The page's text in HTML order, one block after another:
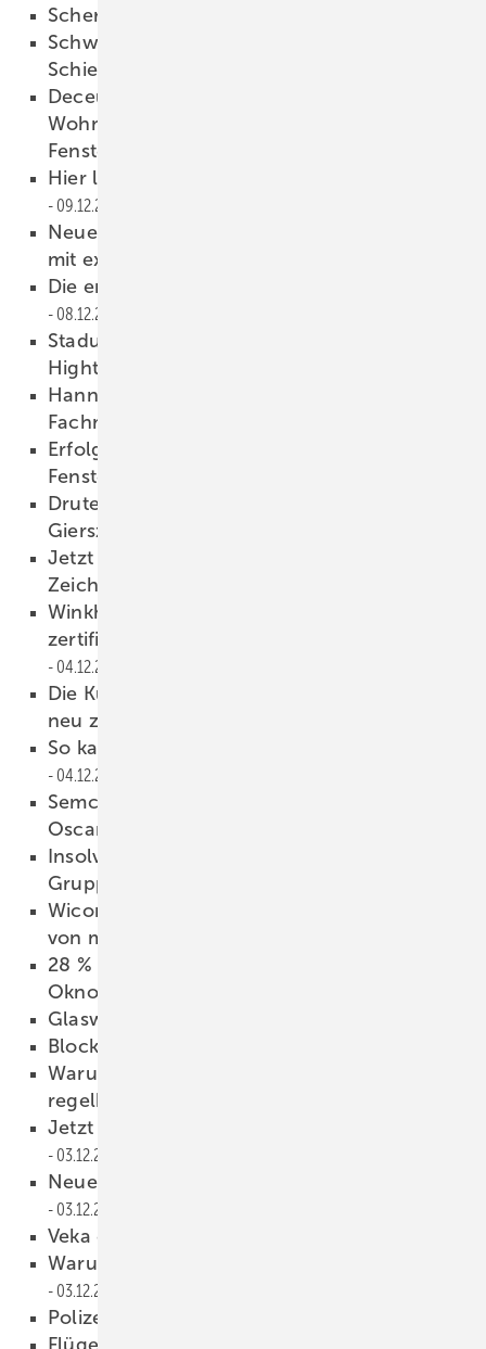
Scherbe ist nicht gleich Scherbe
Schwarze Bauteile für gehobene Hebe-
Schiebe-Architektur
Deceuninck und Nensel stattet Münchner
Wohnquartier mit 381 Elegant Grando-
Fenstern aus
Hier leuchten die Wand und der Boden
09.12.2025
Neuer PIV-Prüfstand für Fensterbeschläge
mit extremen Öffnungswinkeln
Die erste Floatglas Anlage in der Ukraine
08.12.2025
Stadur im Fokus: Vom Dämmstoff zum
Hightech-Werkstoff
Hanno startet RAL-Workshops für
Fachmonteure Fugenabdichtung
Erfolgsprogramm: Kömmerling bildet
Fensterbau-Nachfolger aus
Drutex-Chef und Gründer Leszek
Gierszewski gestorben
Jetzt vorgespanntes Vakuumglas mit CE-
Zeichen
Winkhaus: Vollständiges Programm an
zertifizierten Öffnungsbegrenzern
04.12.2025
Die Kunst, Verbundwerkstoffe immer wieder
neu zu denken
So kann die Glasbranche KI clever nutzen
04.12.2025
Semco erneut mit dem FLG „Lieferanten
Oscar“ ausgezeichnet
Insolvenz bei Evers Bauelemente: Do Fenster
Gruppe unter Druck
Wicona: Zukunft bauen – für die Fassade
von morgen
28 % Wachstum, aber keine Messe:
Oknoplast geht neue Wege
Glaswelt 12/2025 als PDF
Blocksauger für Glas optimiert
Warum viele „Französische Balkone“ nicht
regelkonform sind
Jetzt auch die flächenbündige Variante
03.12.2025
Neue Hochleistungs-Sonnenschutzgläser
03.12.2025
Veka erweitert Foliensortiment
Warum richtiges Lüften entscheidend ist
03.12.2025
Polizeilich anerkannt
Flügel-Bandseite trägt jetzt 150 kg